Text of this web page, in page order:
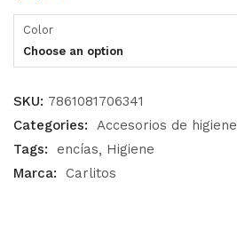
Color
Choose an option
SKU: 7861081706341
Categories:
Accesorios de higiene
Tags:
encías
Higiene
Marca:
Carlitos